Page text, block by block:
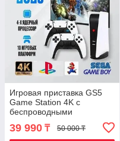
Игровая приставка GS5
Game Station 4K с
беспроводными
встроенных игр}
39 990 ₸ 50 000 ₸